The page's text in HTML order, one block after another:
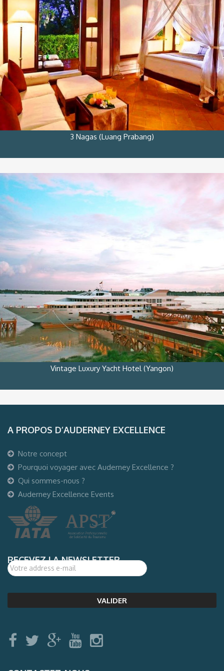
3 Nagas (Luang Prabang)
Vintage Luxury Yacht Hotel (Yangon)
A PROPOS D’AUDERNEY EXCELLENCE
Notre concept
Pourquoi voyager avec Auderney Excellence ?
Qui sommes-nous ?
Auderney Excellence Events
RECEVEZ LA NEWSLETTER